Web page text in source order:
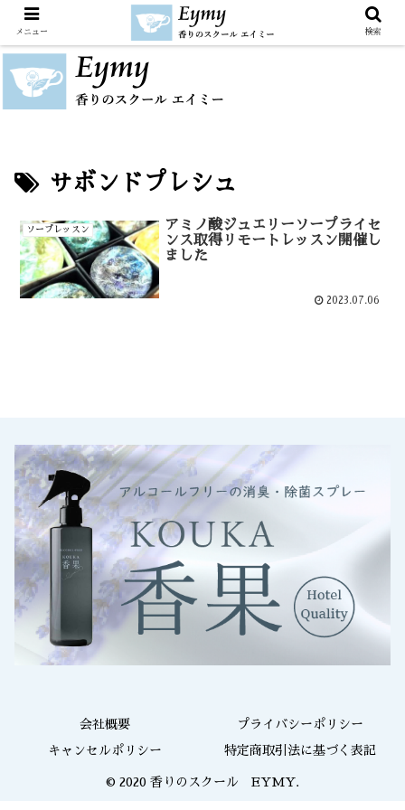
サボンドプレシュ
ソープレッスン
アミノ酸ジュエリーソープライセ
ンス取得リモートレッスン開催し
ました
2023.07.06
会社概要 プライバシーポリシー
キャンセルポリシー 特定商取引法に基づく表記
© 2020 香りのスクール EYMY.
メニュー 検索